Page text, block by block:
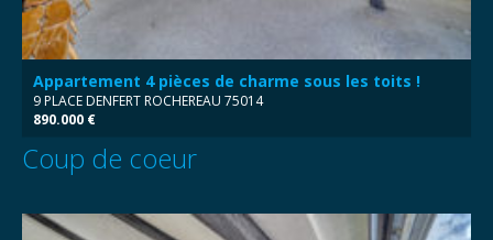
Appartement 4 pièces de charme sous les toits !
9 PLACE DENFERT ROCHEREAU 75014
890.000 €
Coup de coeur